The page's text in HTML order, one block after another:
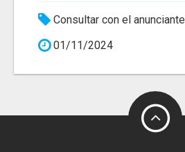
Consultar con el anunciante
01/11/2024